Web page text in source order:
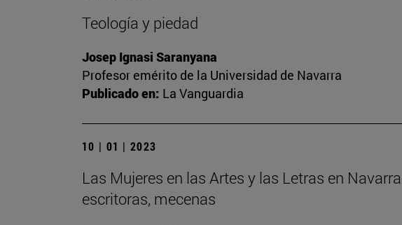
Teología y piedad
Josep Ignasi Saranyana
Profesor emérito de la Universidad de Navarra
Publicado en: La Vanguardia
10 | 01 | 2023
Las Mujeres en las Artes y las Letras en
escritoras, mecenas